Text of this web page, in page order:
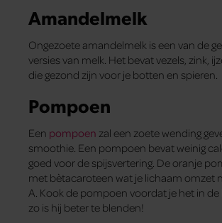
Amandelmelk
Ongezoete amandelmelk is een van de
versies van melk. Het bevat vezels, zink,
die gezond zijn voor je botten en spieren.
Pompoen
Een pompoen zal een zoete wending
smoothie. Een pompoen bevat weinig
goed voor de spijsvertering. De oranje
met bètacaroteen wat je lichaam omzet
A. Kook de pompoen voordat je het in
zo is hij beter te blenden!